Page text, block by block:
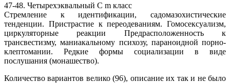
47-48. Четырехэквальный С m класс
Стремление к идентификации, садомазохистические
тенденции. Пристрастие к переодеваниям. Гомосексуализм,
циркуляторные реакции Предрасположенность к
трансвестизму, маниакальному психозу, параноидной порно-
клептомании. Редкие формы социализации в виде
послушания (монашество).
Количество вариантов велико (96), описание их так и не было